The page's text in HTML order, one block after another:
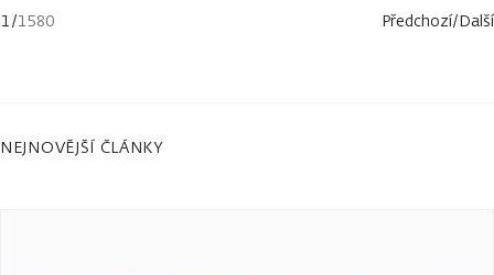
1/1580 Předchozí/Další
NEJNOVĚJŠÍ ČLÁNKY